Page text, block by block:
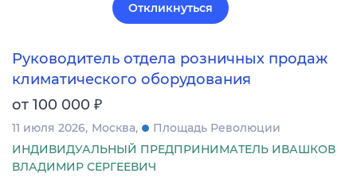
Откликнуться
Руководитель отдела розничных продаж
климатического оборудования
от 100 000 ₽
11 июля 2026 Москва
Площадь Революции
ИНДИВИДУАЛЬНЫЙ ПРЕДПРИНИМАТЕЛЬ ИВАШКОВ
ВЛАДИМИР СЕРГЕЕВИЧ